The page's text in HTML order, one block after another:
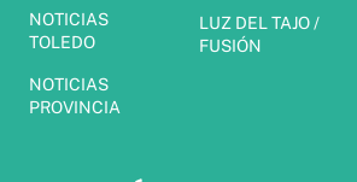
NOTICIAS
TOLEDO
NOTICIAS
PROVINCIA
LUZ DEL TAJO /
FUSIÓN